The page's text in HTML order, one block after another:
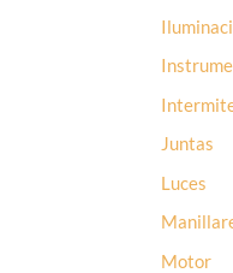
Juntas
Luces
Motor